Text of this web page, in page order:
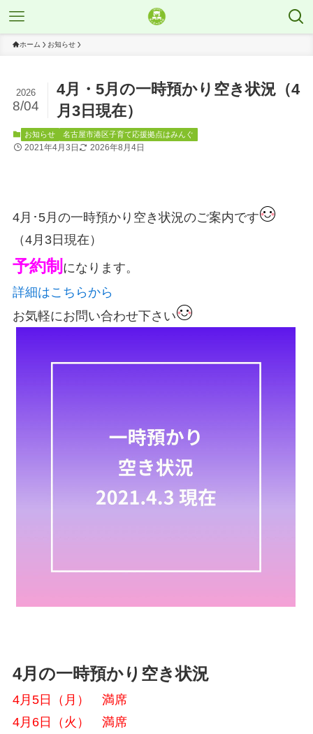
ホーム お知らせ
4月・5月の一時預かり空き状況（4
月3日現在）
2026
8/04
お知らせ 名古屋市港区子育て応援拠点はみんぐ
2021年4月3日 2026年8月4日
4月･5月の一時預かり空き状況のご案内です
（4月3日現在）
予約制 になります。
詳細はこちらから
お気軽にお問い合わせ下さい
4月の一時預かり空き状況
4月5日（月） 満席
4月6日（火） 満席